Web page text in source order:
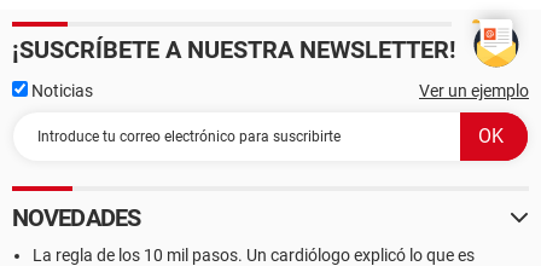
¡SUSCRÍBETE A NUESTRA NEWSLETTER!
Noticias Ver un ejemplo
NOVEDADES
La regla de los 10 mil pasos. Un cardiólogo explicó lo que es